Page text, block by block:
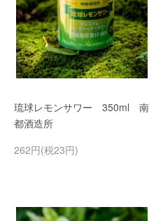
琉球レモンサワー 350ml 南
都酒造所
262円(税23円)